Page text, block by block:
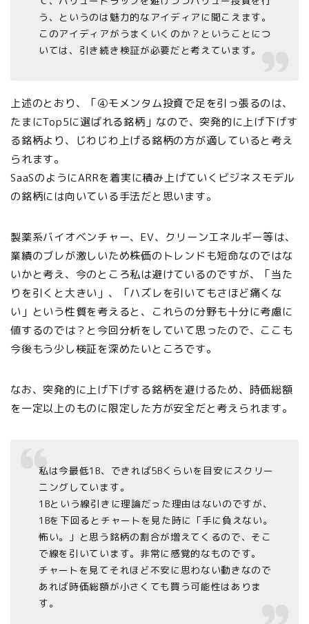
う、というのは魅力的なアイディアに聞こえます。
このアイディアがうまくいくのか？ということにつ
いては、引き続き検証が必要だと考えています。
上述のとおり、「④モメンタム投資で足を引っ張るのは、
たまにTop5に選ばれる銘柄」なので、突発的に上げ下げす
る銘柄より、じわじわ上げる銘柄の方が適していると考え
られます。
SaaSのようにARRを着実に積み上げていくビジネスモデル
の銘柄には向いている手法だと思います。
製薬系バイオベンチャー、EV、クリーンエネルギー等は、
業績のブレが激しいため株価のトレンドも短命なのではな
いかと考え、今のところ私は避けているのですが、「当た
りを引くと大きい」、「ハズレを引いてもさほど痛くな
い」という性質を考えると、これらの分野も十分に考慮に
値するのでは？と今回分析をしていて思ったので、ここも
今後もう少し検証を深めたいところです。
なお、突発的に上げ下げする銘柄を避けるため、時価総額
を一定以上のものに限定した方が安全だと考えられます。
私は今最低1B、できれば5Bくらいを目安にスクリー
ニングしています。
1Bという線引きに理論だった理由はないのですが、
1Bを下回るとチャートを見た時に「手に負えない。
怖い。」と思う銘柄の割合が増えてくるので、そこ
で線を引いています。非常に感覚的なものです。
チャートを見てそれほど不安に思わない動きなので
あれば時価総額が小さくても買う可能性はありま
す。